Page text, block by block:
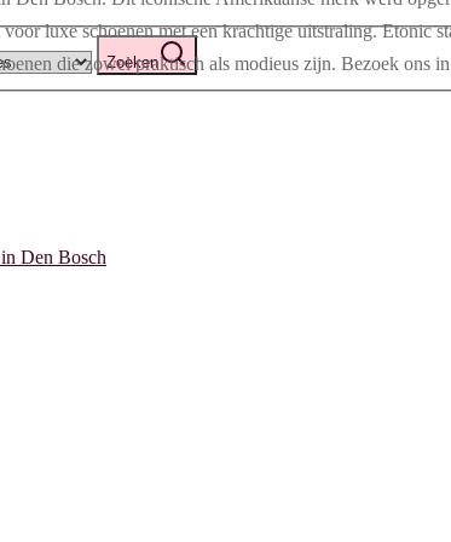
Zoeken
luxe schoenen met een krachtige uitstraling. Etonic
die zowel praktisch als modieus zijn. Bezoek